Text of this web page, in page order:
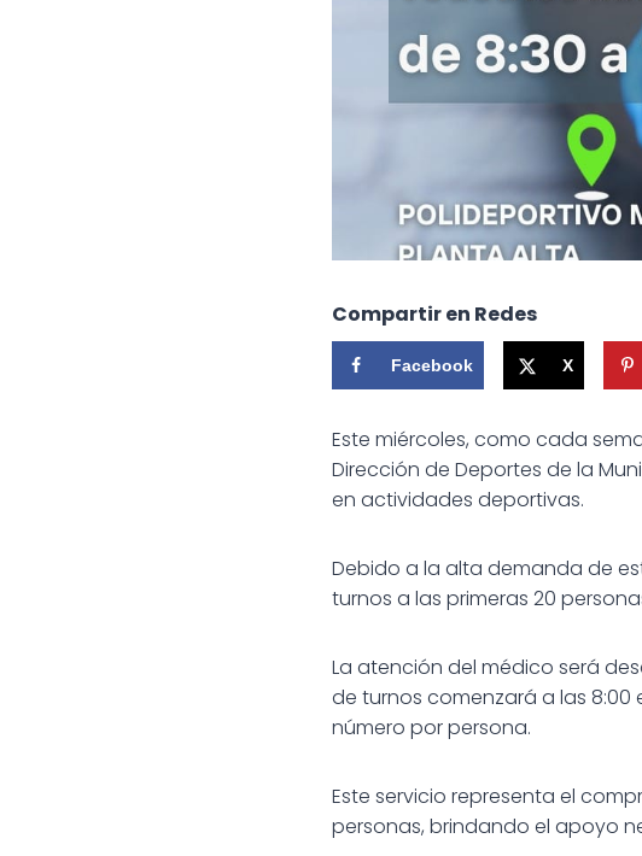
Compartir en Redes
Facebook X
Este miércoles, como cada
Dirección de Deportes de la
en actividades deportivas.
Debido a la alta demanda de
turnos a las primeras 20
La atención del médico será
de turnos comenzará a las
número por persona.
Este servicio representa el
personas, brindando el apoyo